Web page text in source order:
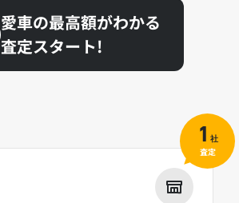
愛車の最高額がわかる
査定スタート!
1 社
査定